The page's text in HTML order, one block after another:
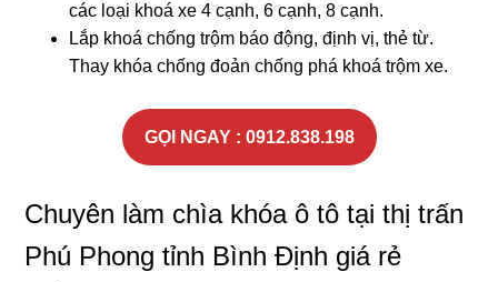
các loại khoá xe 4 cạnh, 6 cạnh, 8 cạnh.
Lắp khoá chống trộm báo động, định vị, thẻ từ.
Thay khóa chống đoản chống phá khoá trộm xe.
GỌI NGAY : 0912.838.198
Chuyên làm chìa khóa ô tô tại thị trấn
Phú Phong tỉnh Bình Định giá rẻ